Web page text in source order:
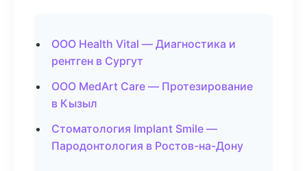
ООО Health Vital — Диагностика и
рентген в Сургут
ООО MedArt Care — Протезирование
в Кызыл
Стоматология Implant Smile —
Пародонтология в Ростов-на-Дону